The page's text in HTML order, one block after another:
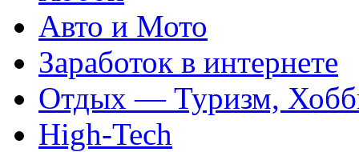
Авто и Мото
Заработок в интернете
Отдых — Туризм,
High-Tech